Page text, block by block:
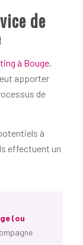
de
à Bouge,
apporter
de
à
effectuent un
(ou